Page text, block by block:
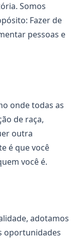
Somos
Fazer de
pessoas e
onde todas as
de raça,
outra
é que você
você é.
adotamos
oportunidades